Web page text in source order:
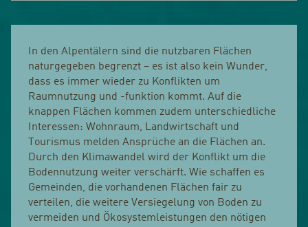
In den Alpentälern sind die nutzbaren Flächen
naturgegeben begrenzt – es ist also kein Wunder,
dass es immer wieder zu Konflikten um
Raumnutzung und -funktion kommt. Auf die
knappen Flächen kommen zudem unterschiedliche
Interessen: Wohnraum, Landwirtschaft und
Tourismus melden Ansprüche an die Flächen an.
Durch den Klimawandel wird der Konflikt um die
Bodennutzung weiter verschärft. Wie schaffen es
Gemeinden, die vorhandenen Flächen fair zu
verteilen, die weitere Versiegelung von Boden zu
vermeiden und Ökosystemleistungen den nötigen